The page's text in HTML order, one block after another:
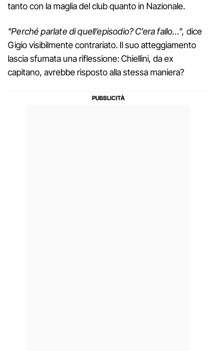
tanto con la maglia del club quanto in Nazionale.
"Perché parlate di quell’episodio? C’era fallo…", dice
Gigio visibilmente contrariato. Il suo atteggiamento
lascia sfumata una riflessione: Chiellini, da ex
capitano, avrebbe risposto alla stessa maniera?